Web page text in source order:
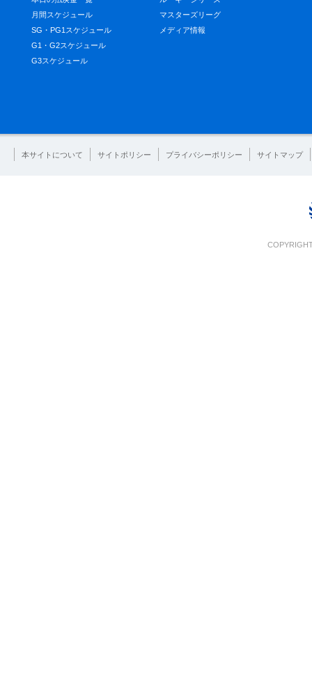
月間スケジュール
SG・PG1スケジュール
G1・G2スケジュール
G3スケジュール
マスターズリーグ
メディア情報
本サイトについて サイトポリシー プライバシーポリシー サイトマップ